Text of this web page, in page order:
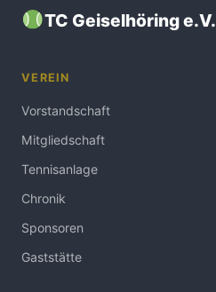
TC Geiselhöring e.V.
VEREIN
Vorstandschaft
Mitgliedschaft
Tennisanlage
Chronik
Sponsoren
Gaststätte